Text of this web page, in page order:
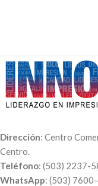
Dirección: Centro
Centro.
Teléfono: (503) 2237-
WhatsApp: (503)